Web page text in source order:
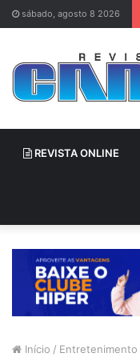
sábado, agosto 8 2026
REVISTA ONLINE
Início / Entretenimento